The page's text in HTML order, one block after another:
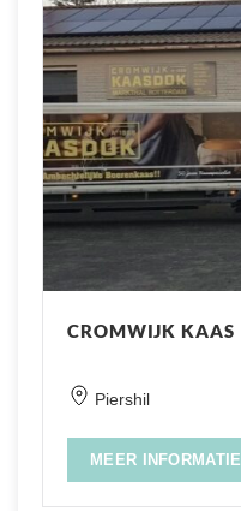
CROMWIJK KAAS
Piershil
MEER INFORMATIE